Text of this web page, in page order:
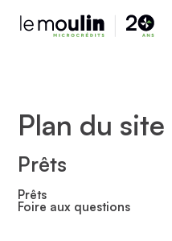
Plan du
Prêts
Prêts
Foire aux questions